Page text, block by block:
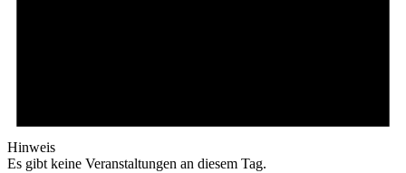
Hinweis
Es gibt keine Veranstaltungen an diesem Tag.